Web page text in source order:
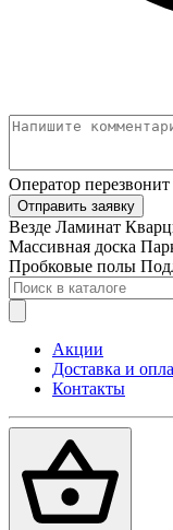
Оператор
Отправить заявку
Везде Ламинат
Массивная доска
Пробковые полы
Акции
Доставка и
Контакты